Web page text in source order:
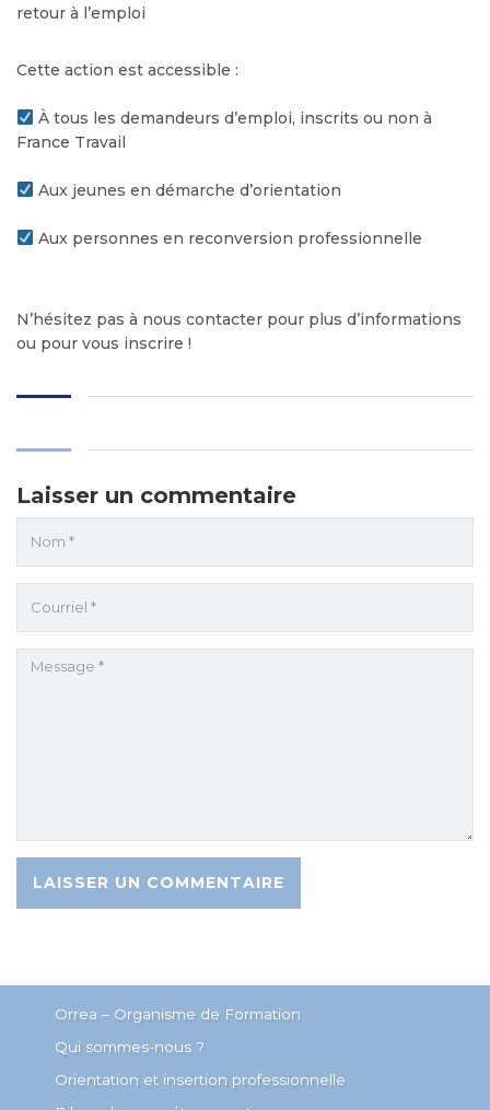
retour à l’emploi
Cette action est accessible :
À tous les demandeurs d’emploi, inscrits ou non à
France Travail
Aux jeunes en démarche d’orientation
Aux personnes en reconversion professionnelle
N’hésitez pas à nous contacter pour plus d’informations
ou pour vous inscrire !
Laisser un commentaire
Orrea – Organisme de Formation
Qui sommes-nous ?
Orientation et insertion professionnelle